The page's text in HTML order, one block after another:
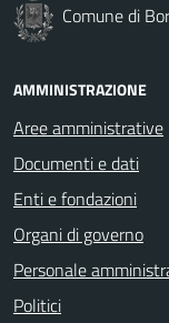
Comune di
AMMINISTRAZIONE
Aree amministrative
Documenti e dati
Enti e fondazioni
Organi di governo
Personale
Politici